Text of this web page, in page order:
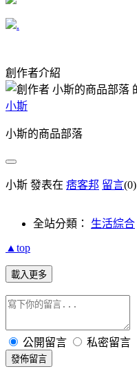
.
創作者介紹
小斯
小斯的商品部落
小斯 發表在 痞客邦 留言(0)
全站分類： 生活綜合
▲top
載入更多
公開留言 私密留言
發佈留言